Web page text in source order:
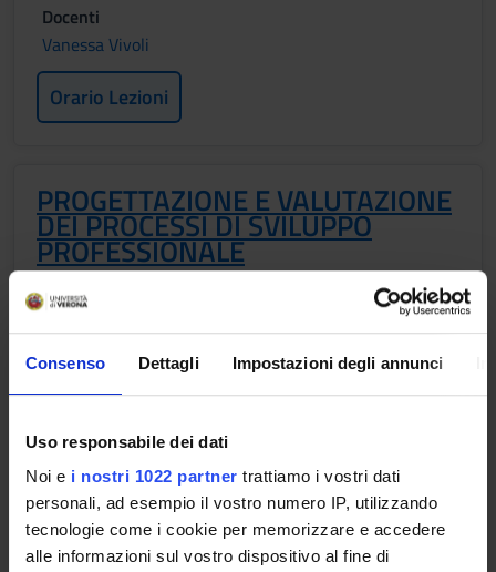
Consenso Dettagli Impostazioni degli annunci
Uso responsabile dei dati
Noi e i nostri 1022 partner trattiamo i vostri dati
personali, ad esempio il vostro numero IP, utilizzando
tecnologie come i cookie per memorizzare e accedere
alle informazioni sul vostro dispositivo al fine di
Docenti
Vanessa Vivoli
Orario Lezioni
PROGETTAZIONE E VALUTAZIONE
DEI PROCESSI DI SVILUPPO
PROFESSIONALE
Crediti
Periodo
2° SEMESTRE LM PROF. SAN. 25/26
Docenti
Stefano Toccoli
Orario Lezioni